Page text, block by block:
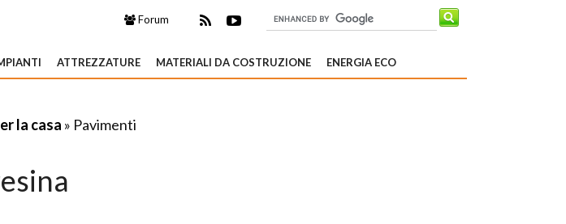
Forum
ATTREZZATURE MATERIALI DA COSTRUZIONE ENERGIA ECO
la casa » Pavimenti